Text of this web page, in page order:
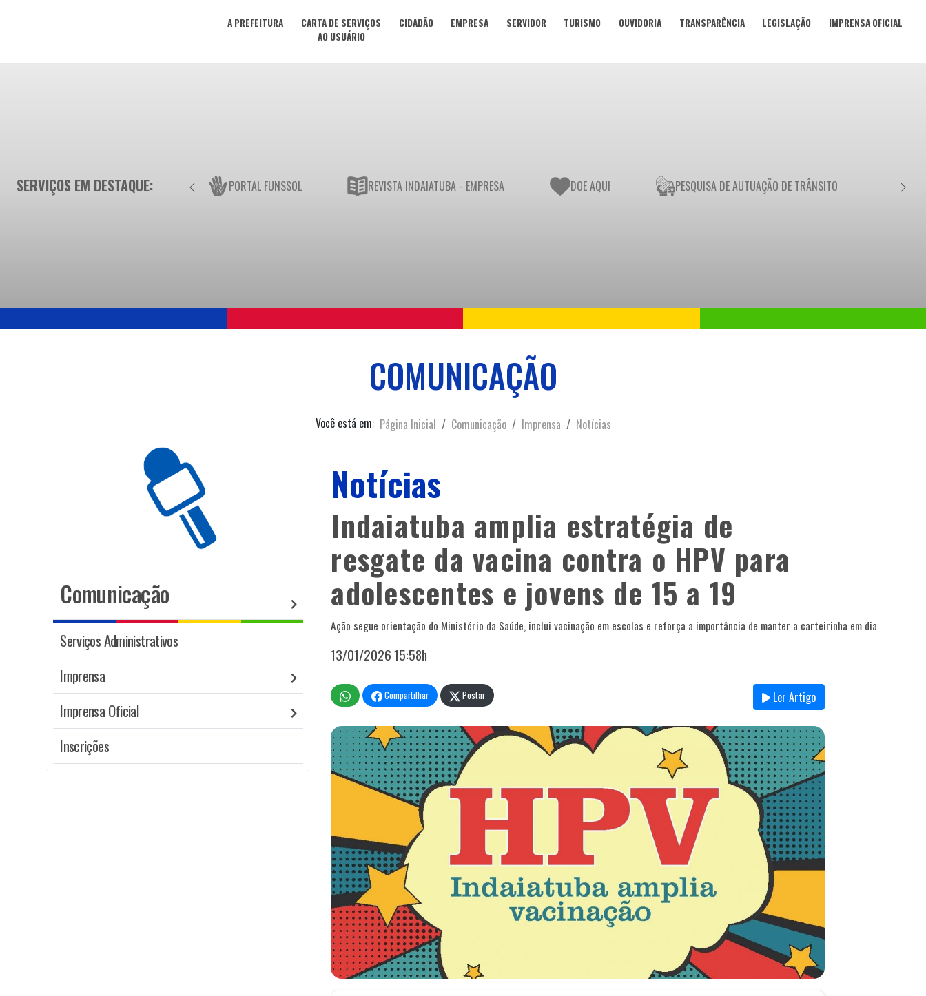
A PREFEITURA
CARTA DE SERVIÇOS
AO USUÁRIO
CIDADÃO EMPRESA SERVIDOR TURISMO OUVIDORIA TRANSPARÊNCIA LEGISLAÇÃO IMPRENSA OFICIAL
SERVIÇOS EM DESTAQUE: PORTAL FUNSSOL REVISTA INDAIATUBA - EMPRESA DOE AQUI PESQUISA DE AUTUAÇÃO DE TRÂNSITO
COMUNICAÇÃO
Você está em: Página Inicial Comunicação Imprensa Notícias
Comunicação
Serviços Administrativos
Imprensa
Imprensa Oficial
Inscrições
Notícias
Indaiatuba amplia estratégia de
resgate da vacina contra o HPV para
adolescentes e jovens de 15 a 19
Ação segue orientação do Ministério da Saúde, inclui vacinação em escolas e reforça a importância de manter a carteirinha em dia
13/01/2026 15:58h
Compartilhar Postar Ler Artigo